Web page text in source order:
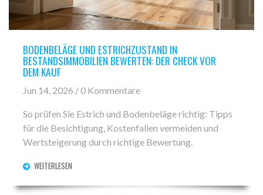
BODENBELÄGE UND ESTRICHZUSTAND IN
BESTANDSIMMOBILIEN BEWERTEN: DER CHECK VOR
DEM KAUF
Jun 14, 2026 / 0 Kommentare
So prüfen Sie Estrich und Bodenbeläge richtig: Tipps
für die Besichtigung, Kostenfallen vermeiden und
Wertsteigerung durch richtige Bewertung.
WEITERLESEN